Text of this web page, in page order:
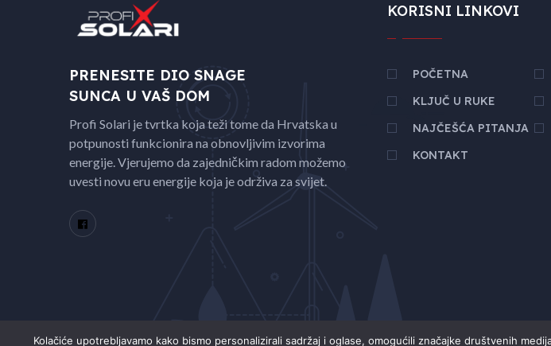
PRENESITE DIO SNAGE
SUNCA U VAŠ DOM
Profi Solari je tvrtka koja teži tome da Hrvatska u
potpunosti funkcionira na obnovljivim izvorima
energije. Vjerujemo da zajedničkim radom možemo
uvesti novu eru energije koja je održiva za svijet.
KORISNI LINKOVI
POČETNA
KLJUČ U RUKE
NAJČEŠĆA PITANJA
KONTAKT
Kolačiće upotrebljavamo kako bismo personalizirali sadržaj i oglase, omogućili značajke društvenih